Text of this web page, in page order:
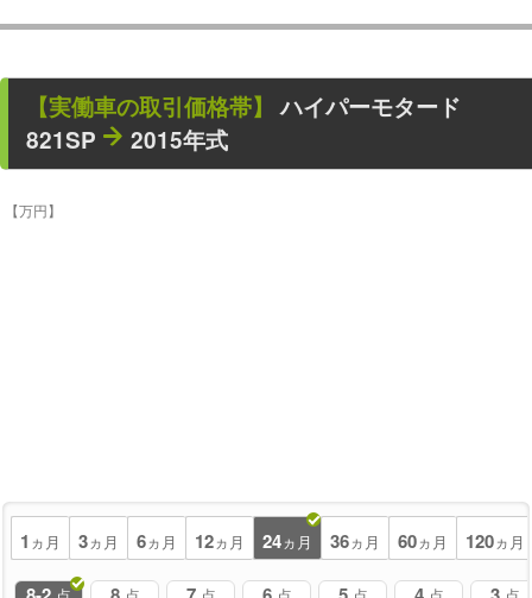
【実働車の取引価格帯】 ハイパーモタード
821SP
2015年式
【万円】
1 ヵ月 3ヵ月 6ヵ月 12ヵ月 24ヵ月 36ヵ月 60ヵ月 120ヵ月